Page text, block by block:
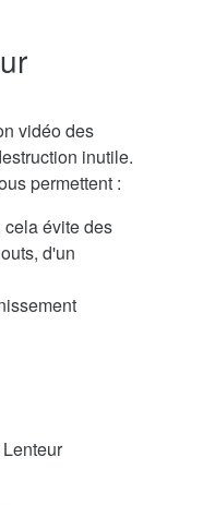
vidéo des
inutile.
permettent :
évite des
d'un